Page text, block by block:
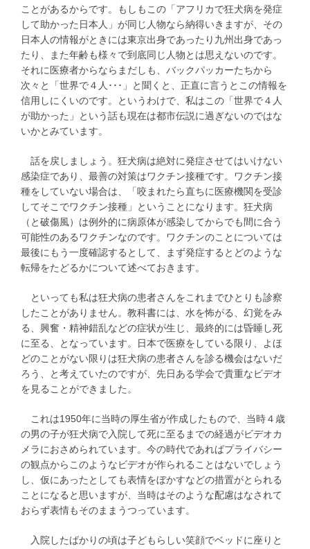
ことがあるからです。もしもこの「アフリカで狂犬病を発症
して助かった日本人」が同じ人物なら納得いきますが、その
日本人の情報がときには東京出身であったり九州出身であっ
たり、また年齢も様々で到底同じ人物とは思えないのです。
それに医療者からならまだしも、バックパッカーたちから
次々と「世界で４人･･･」と聞くと、正直に言うとこの情報を
信用しにくいのです。というわけで、私はこの「世界で４人
が助かった」という話も現在は都市伝説に過ぎないのではな
いかとみています。
話を戻しましょう。狂犬病は絶対に発症させてはいけない
感染症であり、最善の対策はワクチン接種です。ワクチン接
種をしていない場合は、「咬まれたら直ちに医療機関を受診
してそこでワクチン接種」ということになります。狂犬病
（と破傷風）は例外的に病原体が感染してからでも間に合う
可能性のあるワクチンなのです。ワクチンのことについては
最後にもう一度確認するとして、まず発症するとどのような
転帰をたどるかについて述べておきます。
といっても私は狂犬病の患者さんをこれまでひとりも診察
したことがありません。教科書には、水を怖がる、幻覚をみ
る、興奮・精神錯乱などの症状が生じ、最終的には昏睡し死
に至る、となっています。日本で医療をしている限り、よほ
どのことがない限りは狂犬病の患者さんを診る機会はないだ
ろう、と考えていたのですが、先日ある学会で貴重なビデオ
を見ることができました。
これは1950年に当時の厚生省が作成したもので、当時４歳
の男の子が狂犬病で入院して死に至るまでの経過がビデオカ
メラにおさめられています。今の時代であればプライバシー
の観点からこのようなビデオが作られることはないでしょう
し、仮にあったとしても表情をぼかすなどの措置がとられる
ことになると思いますが、当時はそのような配慮はなされて
おらず表情もそのままうつっています。
入院したばかりの頃は子どもらしい笑顔でベッドに座りと